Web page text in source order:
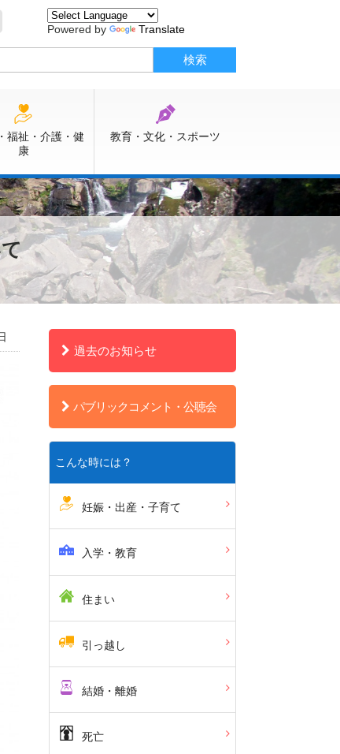
Powered by Translate
福祉・介護・健
康
教育・文化・スポーツ
過去のお知らせ
パブリックコメント・公聴会
こんな時には？
妊娠・出産・子育て
入学・教育
住まい
引っ越し
結婚・離婚
死亡